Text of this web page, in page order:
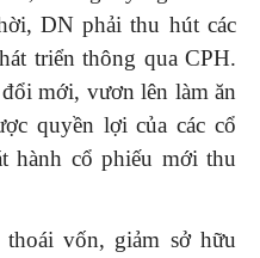
DN phải thu hút các
triển thông qua CPH.
mới, vươn lên làm ăn
quyền lợi của các cổ
hành cổ phiếu mới thu
vốn, giảm sở hữu